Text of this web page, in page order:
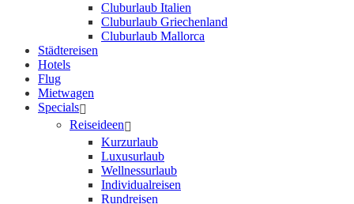
Cluburlaub Italien
Cluburlaub Griechenland
Cluburlaub Mallorca
Städtereisen
Hotels
Flug
Mietwagen
Specials
Reiseideen
Kurzurlaub
Luxusurlaub
Wellnessurlaub
Individualreisen
Rundreisen